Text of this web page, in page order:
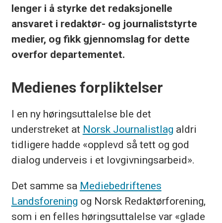
lenger i å styrke det redaksjonelle
ansvaret i redaktør- og journaliststyrte
medier, og fikk gjennomslag for dette
overfor departementet.
Medienes forpliktelser
I en ny høringsuttalelse ble det
understreket at Norsk Journalistlag aldri
tidligere hadde «opplevd så tett og god
dialog underveis i et lovgivningsarbeid».
Det samme sa Mediebedriftenes
Landsforening og Norsk Redaktørforening,
som i en felles høringsuttalelse var «glade